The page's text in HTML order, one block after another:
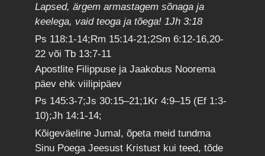
Lapsed, ärgem armastagem sõnaga ja
keelega, vaid teoga ja tõega! 1Jh 3:18
Ps 118:1-14;Rm 15:14-21;2Sm 6:12-16,20-
22 või Tb 13:7-11
Apostlite Filippuse ja Jaakobus Noorema
päev ehk viilipipäev
Ps 145:3-7;Js 30:15–21;1Kr 4:9–15 (Ef 1:3-
10);Jh 14:1-14;
Kõigeväeline Jumal, õpeta meid tundma
Sinu Poega Jeesust Kristust kui teed, tõde